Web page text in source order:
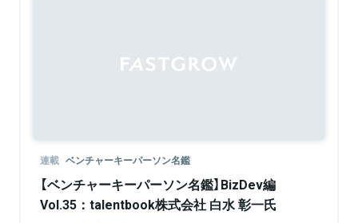
連載 ベンチャーキーパーソン名鑑
【ベンチャーキーパーソン名鑑】BizDev編
Vol.35：talentbook株式会社 白水 彰一氏